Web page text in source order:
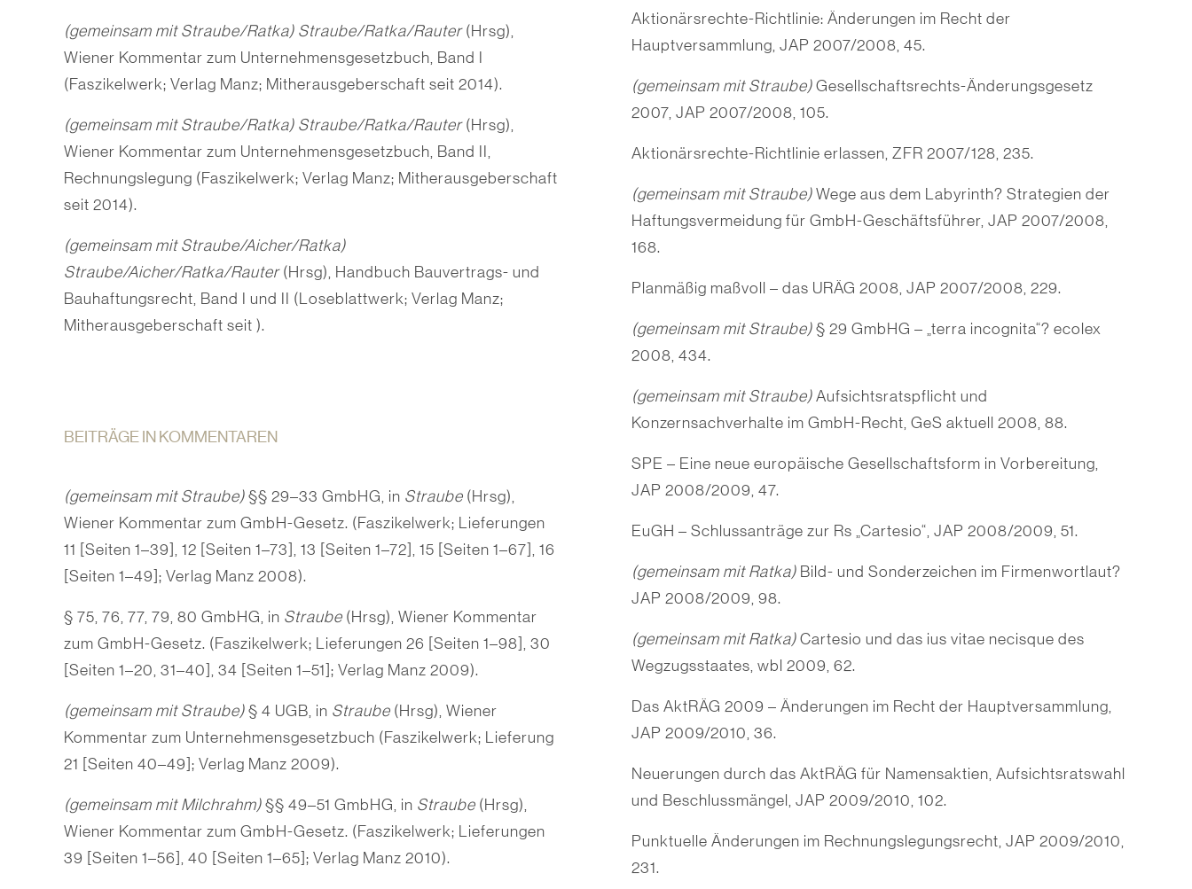
(gemeinsam mit Straube/Ratka) Straube/Ratka/Rauter(Hrsg),
Wiener Kommentar zum Unternehmensgesetzbuch, Band I
(Faszikelwerk; Verlag Manz; Mitherausgeberschaft seit 2014).
(gemeinsam mit Straube/Ratka) Straube/Ratka/Rauter(Hrsg),
Wiener Kommentar zum Unternehmensgesetzbuch, Band II,
Rechnungslegung (Faszikelwerk; Verlag Manz; Mitherausgeberschaft
seit 2014).
(gemeinsam mit Straube/Aicher/Ratka)
Straube/Aicher/Ratka/Rauter(Hrsg), Handbuch Bauvertrags- und
Bauhaftungsrecht, Band I und II (Loseblattwerk; Verlag Manz;
Mitherausgeberschaft seit ).
BEITRÄGE IN KOMMENTAREN
(gemeinsam mit Straube) §§ 29–33 GmbHG, in Straube (Hrsg),
Wiener Kommentar zum GmbH-Gesetz. (Faszikelwerk; Lieferungen
11 [Seiten 1–39], 12 [Seiten 1–73], 13 [Seiten 1–72], 15 [Seiten 1–67], 16
[Seiten 1–49]; Verlag Manz 2008).
§ 75, 76, 77, 79, 80 GmbHG, in Straube (Hrsg), Wiener Kommentar
zum GmbH-Gesetz. (Faszikelwerk; Lieferungen 26 [Seiten 1–98], 30
[Seiten 1–20, 31–40], 34 [Seiten 1–51]; Verlag Manz 2009).
(gemeinsam mit Straube) § 4 UGB, in Straube (Hrsg), Wiener
Kommentar zum Unternehmensgesetzbuch (Faszikelwerk; Lieferung
21 [Seiten 40–49]; Verlag Manz 2009).
(gemeinsam mit Milchrahm) §§ 49–51 GmbHG, in Straube (Hrsg),
Wiener Kommen­tar zum GmbH-Gesetz. (Faszikelwerk; Lieferungen
39 [Seiten 1–56], 40 [Seiten 1–65]; Verlag Manz 2010).
Aktionärsrechte-Richtlinie: Änderungen im Recht der
Hauptversammlung, JAP 2007/2008, 45.
(gemeinsam mit Straube) Gesellschaftsrechts-Änderungsgesetz
2007, JAP 2007/2008, 105.
Aktionärsrechte-Richtlinie erlassen, ZFR 2007/128, 235.
(gemeinsam mit Straube) Wege aus dem Labyrinth? Strategien der
Haftungs­ver­meidung für GmbH-Geschäftsführer, JAP 2007/2008,
168.
Planmäßig maßvoll – das URÄG 2008, JAP 2007/2008, 229.
(gemeinsam mit Straube) § 29 GmbHG – „terra incognita“? ecolex
2008, 434.
(gemeinsam mit Straube) Aufsichtsratspflicht und
Konzernsachverhalte im GmbH-Recht, GeS aktuell 2008, 88.
SPE – Eine neue europäische Gesellschaftsform in Vorbereitung,
JAP 2008/2009, 47.
EuGH – Schlussanträge zur Rs „Cartesio“, JAP 2008/2009, 51.
(gemeinsam mit Ratka) Bild- und Sonderzeichen im Firmenwortlaut?
JAP 2008/2009, 98.
(gemeinsam mit Ratka) Cartesio und das ius vitae necisque des
Wegzugsstaates, wbl 2009, 62.
Das AktRÄG 2009 – Änderungen im Recht der Hauptversammlung,
JAP 2009/2010, 36.
Neuerungen durch das AktRÄG für Namensaktien, Aufsichtsratswahl
und Beschluss­mängel, JAP 2009/2010, 102.
Punktuelle Änderungen im Rechnungslegungsrecht, JAP 2009/2010,
231.